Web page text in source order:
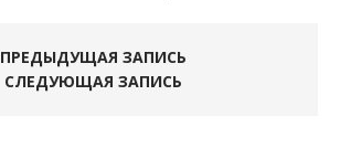
ПРЕДЫДУЩАЯ ЗАПИСЬ
СЛЕДУЮЩАЯ ЗАПИСЬ